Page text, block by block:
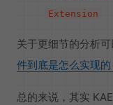
Extension
关于更细节的分析可
件到底是怎么实现的
总的来说，其实